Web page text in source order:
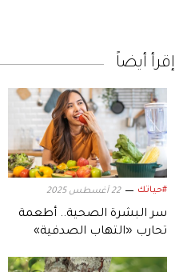
إقرأ أيضاً
#حياتك 22 أغسطس 2025
سر البشرة الصحية.. أطعمة
تحارب «التهاب الصدفية»